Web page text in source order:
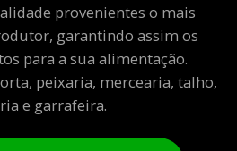
provenientes o mais
garantindo assim os
para a sua alimentação.
peixaria, mercearia, talho,
e garrafeira.